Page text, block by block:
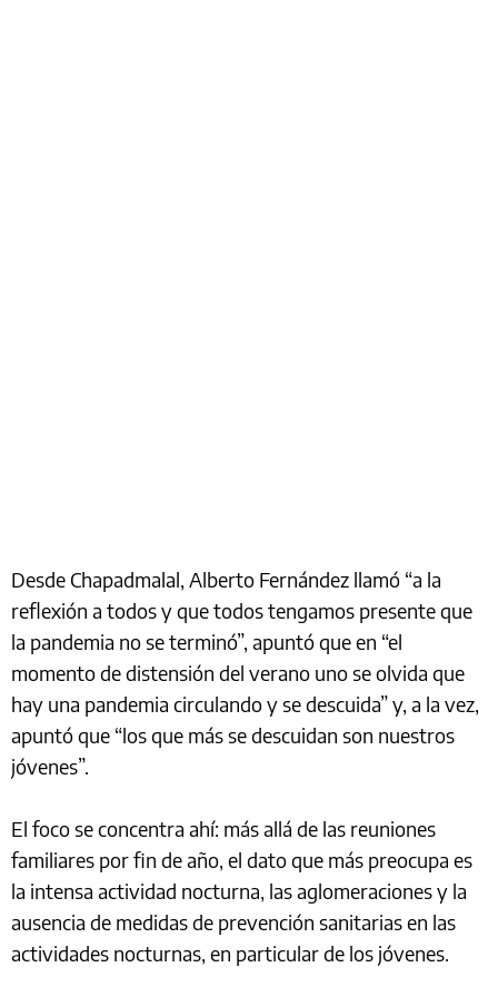
Desde Chapadmalal, Alberto Fernández llamó “a la
reflexión a todos y que todos tengamos presente que
la pandemia no se terminó”, apuntó que en “el
momento de distensión del verano uno se olvida que
hay una pandemia circulando y se descuida” y, a la vez,
apuntó que “los que más se descuidan son nuestros
jóvenes”.
El foco se concentra ahí: más allá de las reuniones
familiares por fin de año, el dato que más preocupa es
la intensa actividad nocturna, las aglomeraciones y la
ausencia de medidas de prevención sanitarias en las
actividades nocturnas, en particular de los jóvenes.